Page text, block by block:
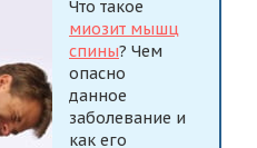
Что такое
миозит мышц
спины? Чем
опасно
данное
заболевание и
как его